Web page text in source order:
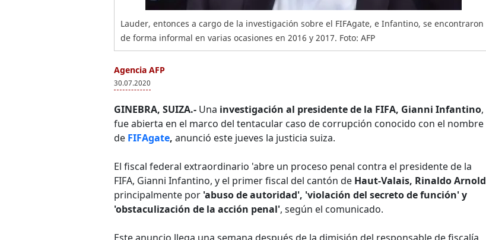
Lauder, entonces a cargo de la investigación sobre el FIFAgate, e Infantino, se encontraron
de forma informal en varias ocasiones en 2016 y 2017. Foto: AFP
Agencia AFP
30.07.2020
GINEBRA, SUIZA.- Una investigación al presidente de la FIFA, Gianni Infantino,
fue abierta en el marco del tentacular caso de corrupción conocido con el nombre
de FIFAgate, anunció este jueves la justicia suiza.
El fiscal federal extraordinario 'abre un proceso penal contra el presidente de la
FIFA, Gianni Infantino, y el primer fiscal del cantón de Haut-Valais, Rinaldo Arnold
principalmente por 'abuso de autoridad', 'violación del secreto de función' y
'obstaculización de la acción penal', según el comunicado.